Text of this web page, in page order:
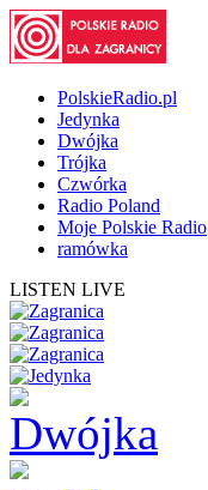
PolskieRadio.pl
Jedynka
Dwójka
Trójka
Czwórka
Radio Poland
Moje Polskie Radio
ramówka
LISTEN LIVE